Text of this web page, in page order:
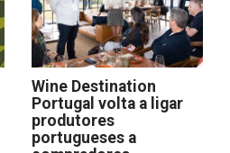
Wine Destination
Portugal volta a ligar
produtores
portugueses a